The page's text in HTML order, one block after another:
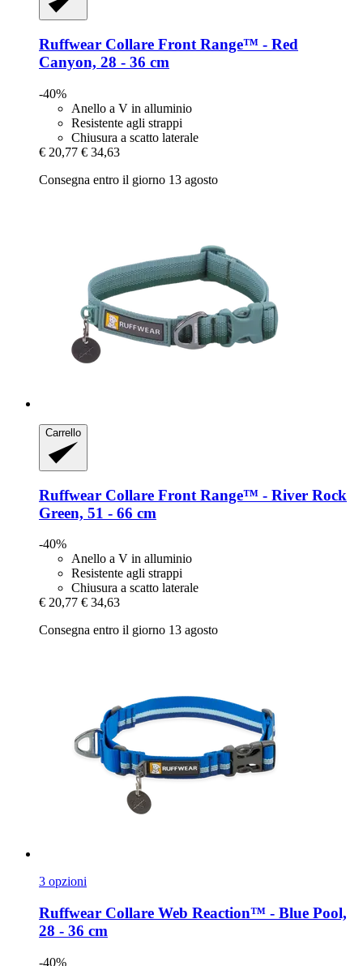
Ruffwear Collare Front Range™ -​ Red
Canyon, 28 -​ 36 cm
-40%
Anello a V in alluminio
Resistente agli strappi
Chiusura a scatto laterale
€ 20,77 € 34,63
Consegna entro il giorno 13 agosto
Carrello
Ruffwear Collare Front Range™ -​ River Rock
Green, 51 -​ 66 cm
-40%
Anello a V in alluminio
Resistente agli strappi
Chiusura a scatto laterale
€ 20,77 € 34,63
Consegna entro il giorno 13 agosto
3 opzioni
Ruffwear Collare Web Reaction™ -​ Blue Pool,
28 -​ 36 cm
-40%